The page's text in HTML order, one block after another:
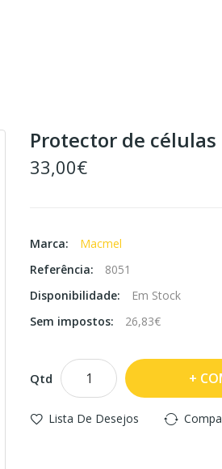
Protector de
33,00€
Marca:
Macmel
Referência:
8051
Disponibilidade:
Em Stock
Sem impostos:
26,83€
Qtd
Lista De Desejos